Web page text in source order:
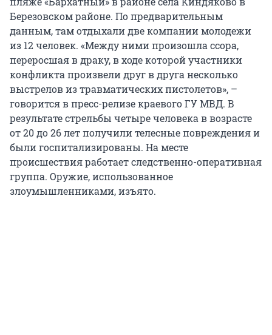
Березовском районе. По предварительным
данным, там отдыхали две компании молодежи
из 12 человек. «Между ними произошла ссора,
переросшая в драку, в ходе которой участники
конфликта произвели друг в друга несколько
выстрелов из травматических пистолетов», –
говорится в пресс-релизе краевого ГУ МВД. В
результате стрельбы четыре человека в возрасте
от 20 до 26 лет получили телесные повреждения и
были госпитализированы. На месте
происшествия работает следственно-оперативная
группа. Оружие, использованное
злоумышленниками, изъято.